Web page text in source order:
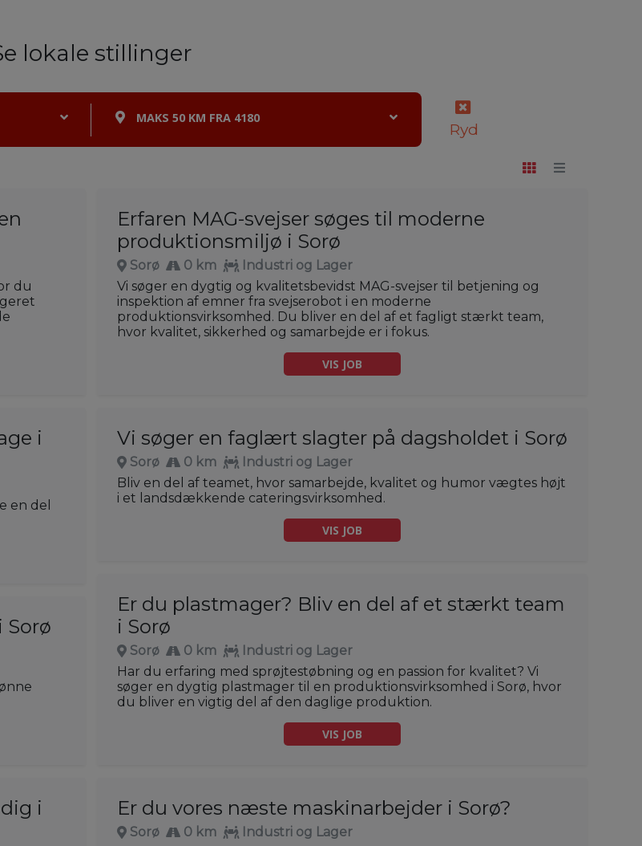
lokale stillinger
MAKS 50 KM FRA 4180
Ryd
du
Erfaren MAG-svejser søges til moderne
produktionsmiljø i Sorø
Sorø 0 km
Industri og Lager
Vi søger en dygtig og kvalitetsbevidst MAG-svejser til betjening og
inspektion af emner fra svejserobot i en moderne
produktionsvirksomhed. Du bliver en del af et fagligt stærkt team,
hvor kvalitet, sikkerhed og samarbejde er i fokus.
VIS JOB
i
en del
Vi søger en faglært slagter på dagsholdet i Sorø
Sorø 0 km
Industri og Lager
Bliv en del af teamet, hvor samarbejde, kvalitet og humor vægtes højt
i et landsdækkende cateringsvirksomhed.
VIS JOB
Er du plastmager? Bliv en del af et stærkt team
i Sorø
Sorø 0 km
Industri og Lager
Har du erfaring med sprøjtestøbning og en passion for kvalitet? Vi
søger en dygtig plastmager til en produktionsvirksomhed i Sorø, hvor
du bliver en vigtig del af den daglige produktion.
VIS JOB
i
Er du vores næste maskinarbejder i Sorø?
Sorø 0 km
Industri og Lager